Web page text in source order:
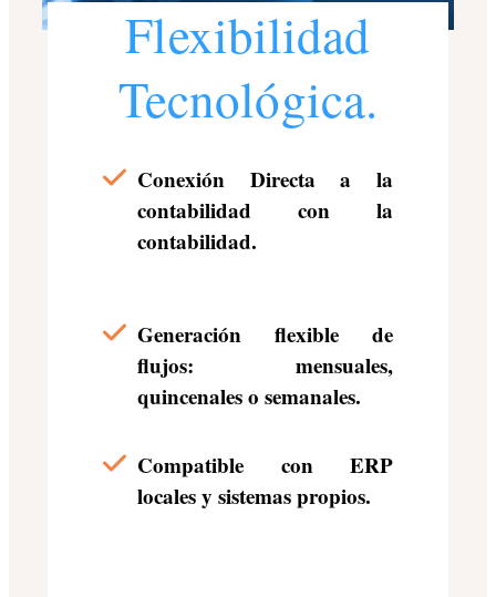
Flexibilidad
Tecnológica.
Conexión Directa a la
contabilidad con la
contabilidad.
Generación flexible de
flujos: mensuales,
quincenales o semanales.
Compatible con ERP
locales y sistemas propios.